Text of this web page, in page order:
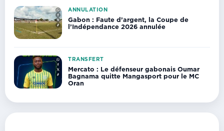
ANNULATION
Gabon : Faute d’argent, la Coupe de
l’Indépendance 2026 annulée
TRANSFERT
Mercato : Le défenseur gabonais Oumar
Bagnama quitte Mangasport pour le MC
Oran